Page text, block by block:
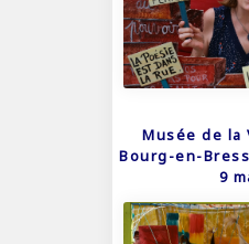
Musée de la
Bourg-en-
9